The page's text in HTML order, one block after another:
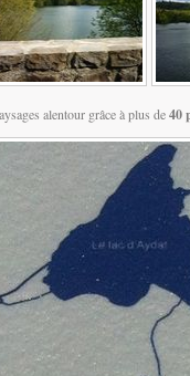
alentour grâce à plus de40